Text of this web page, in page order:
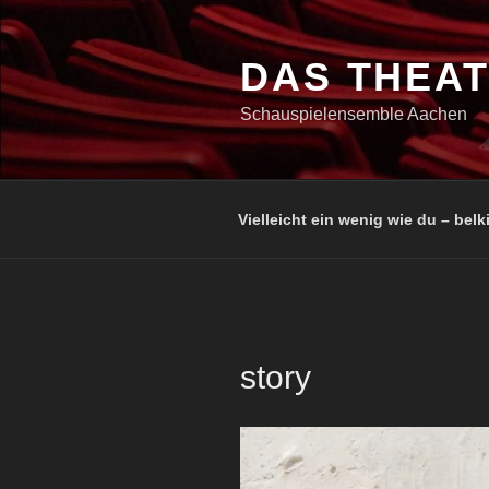
Inhalt
springen
DAS
Schauspielensemble Aachen
Vielleicht ein wenig wie du –
story
Video-
Player